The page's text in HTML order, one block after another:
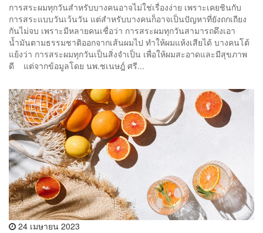
การสระผมทุกวันสำหรับบางคนอาจไม่ใช่เรื่องง่าย เพราะเคยชินกับ
การสระแบบวันเว้นวัน แต่สำหรับบางคนก็อาจเป็นปัญหาที่ยังถกเถียง
กันไม่จบ เพราะมีหลายคนเชื่อว่า การสระผมทุกวันสามารถดึงเอา
น้ำมันตามธรรมชาติออกจากเส้นผมไป ทำให้ผมแห้งเสียได้ บางคนโต้
แย้งว่า การสระผมทุกวันเป็นสิ่งจำเป็น เพื่อให้ผมสะอาดและมีสุขภาพ
ดี แต่จากข้อมูลโดย นพ.ชเนษฎ์ ศรี...
24 เมษายน 2023